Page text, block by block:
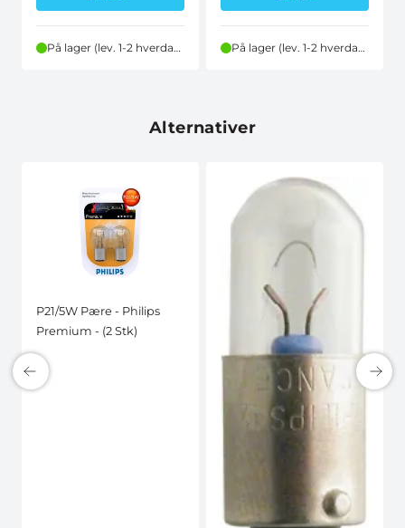
På lager (lev. 1-2 hverdage) På lager (lev. 1-2 hverdage)
Alternativer
P21/5W Pære - Philips
Premium - (2 Stk)